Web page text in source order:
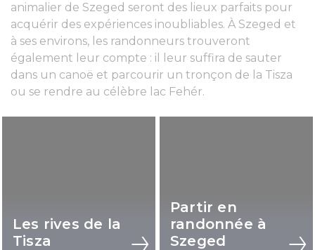
animalier de Szeged seront des lieux parfaits pour
acquérir des expériences inoubliables. À Szeged et
à ses environs, les randonneurs trouveront
également leur compte : il leur suffira de sauter
dans un canoë et parcourir un tronçon de la Tisza
ou se rendre au célèbre lac Fehér.
Les rives de la
Tisza
Partir en
randonnée à
Szeged